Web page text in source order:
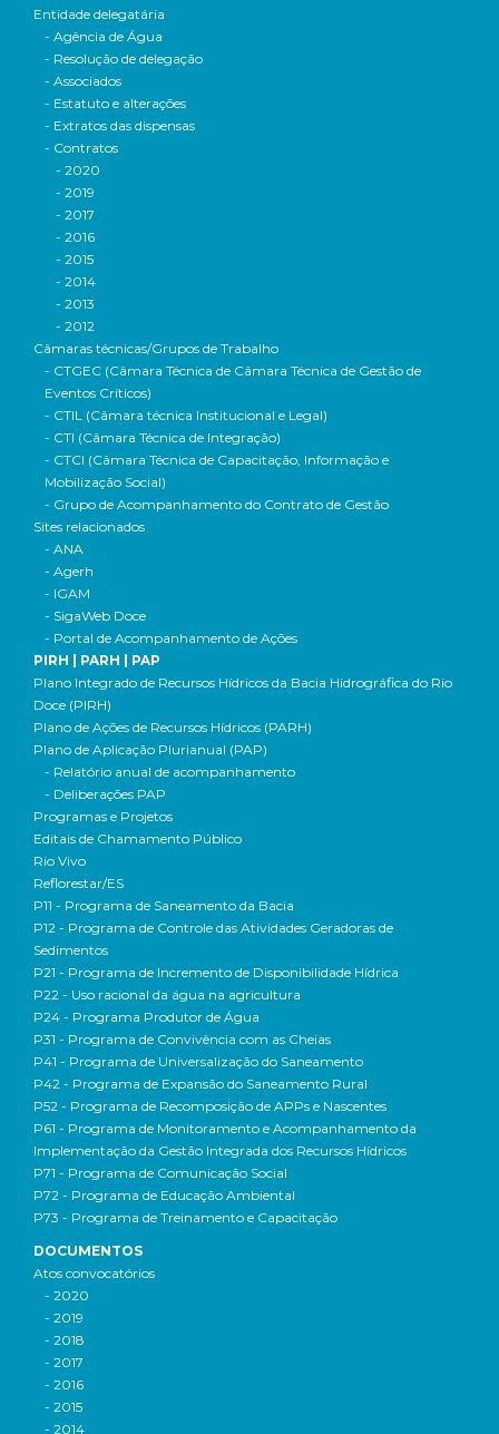
Entidade delegatária
- Agência de Água
- Resolução de delegação
- Associados
- Estatuto e alterações
- Extratos das dispensas
- Contratos
- 2020
- 2019
- 2017
- 2016
- 2015
- 2014
- 2013
- 2012
Câmaras técnicas/Grupos de Trabalho
- CTGEC (Câmara Técnica de Câmara Técnica de Gestão de
Eventos Críticos)
- CTIL (Câmara técnica Institucional e Legal)
- CTI (Câmara Técnica de Integração)
- CTCI (Câmara Técnica de Capacitação, Informação e
Mobilização Social)
- Grupo de Acompanhamento do Contrato de Gestão
Sites relacionados
- ANA
- Agerh
- IGAM
- SigaWeb Doce
- Portal de Acompanhamento de Ações
PIRH | PARH | PAP
Plano Integrado de Recursos Hídricos da Bacia Hidrográfica do Rio
Doce (PIRH)
Plano de Ações de Recursos Hídricos (PARH)
Plano de Aplicação Plurianual (PAP)
- Relatório anual de acompanhamento
- Deliberações PAP
Programas e Projetos
Editais de Chamamento Público
Rio Vivo
Reflorestar/ES
P11 - Programa de Saneamento da Bacia
P12 - Programa de Controle das Atividades Geradoras de
Sedimentos
P21 - Programa de Incremento de Disponibilidade Hídrica
P22 - Uso racional da água na agricultura
P24 - Programa Produtor de Água
P31 - Programa de Convivência com as Cheias
P41 - Programa de Universalização do Saneamento
P42 - Programa de Expansão do Saneamento Rural
P52 - Programa de Recomposição de APPs e Nascentes
P61 - Programa de Monitoramento e Acompanhamento da
Implementação da Gestão Integrada dos Recursos Hídricos
P71 - Programa de Comunicação Social
P72 - Programa de Educação Ambiental
P73 - Programa de Treinamento e Capacitação
DOCUMENTOS
Atos convocatórios
- 2020
- 2019
- 2018
- 2017
- 2016
- 2015
- 2014